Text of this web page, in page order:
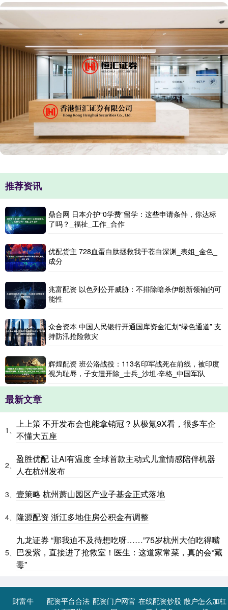
推荐资讯
鼎合网 日本介护“0学费”留学：这些申请条件，你达标
了吗？_福祉_工作_合作
优配货主 728血蛋白肽拯救我于苍白深渊_表姐_金色_
成分
兆富配资 以色列公开威胁：不排除暗杀伊朗新领袖的可
能性
众合资本 中国人民银行开通国库资金汇划“绿色通道” 支
持防汛抢险救灾
辉煌配资 班公洛战役：113名印军战死在前线，被印度
视为耻辱，子女遭开除_士兵_沙坦·辛格_中国军队
最新文章
1、
上上策 不开发布会也能拿销冠？从极氪9X看，很多车企
不懂大五座
2、
盈胜优配 让AI有温度 全球首款主动式儿童情感陪伴机器
人在杭州发布
3、 壹策略 杭州萧山园区产业子基金正式落地
4、 隆源配资 浙江多地住房公积金有调整
5、
九龙证券 “那我迫不及待想吃呀……”75岁杭州大伯吃得嘴
巴发紫，直接进了抢救室！医生：这道家常菜，真的会“藏
毒”
财富牛
配资平台合法 配资门户网官 在线配资炒股 散户怎么加杠